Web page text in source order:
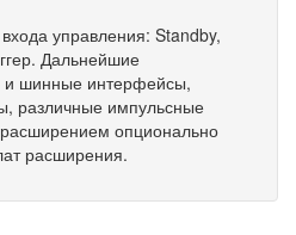
управления: Standby,
Дальнейшие
и шинные интерфейсы,
различные импульсные
опционально
расширения.